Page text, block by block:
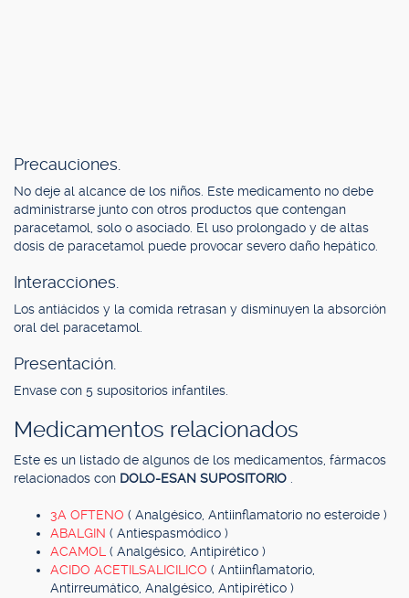
Precauciones.
No deje al alcance de los niños. Este medicamento no debe
administrarse junto con otros productos que contengan
paracetamol, solo o asociado. El uso prolongado y de altas
dosis de paracetamol puede provocar severo daño hepático.
Interacciones.
Los antiácidos y la comida retrasan y disminuyen la absorción
oral del paracetamol.
Presentación.
Envase con 5 supositorios infantiles.
Medicamentos relacionados
Este es un listado de algunos de los medicamentos, fármacos
relacionados con DOLO-ESAN SUPOSITORIO
3A OFTENO ( Analgésico, Antiinflamatorio no esteroide )
ABALGIN ( Antiespasmódico )
ACAMOL ( Analgésico, Antipirético )
ACIDO ACETILSALICILICO ( Antiinflamatorio,
Antirreumático, Analgésico, Antipirético )